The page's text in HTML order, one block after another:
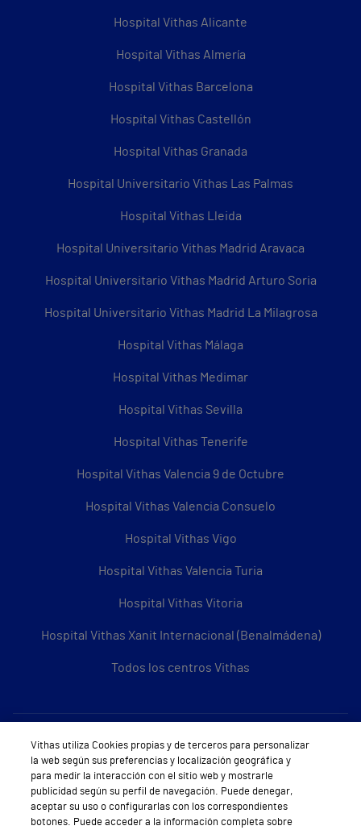
Hospital Vithas Alicante
Hospital Vithas Almería
Hospital Vithas Barcelona
Hospital Vithas Castellón
Hospital Vithas Granada
Hospital Universitario Vithas Las Palmas
Hospital Vithas Lleida
Hospital Universitario Vithas Madrid Aravaca
Hospital Universitario Vithas Madrid Arturo Soria
Hospital Universitario Vithas Madrid La Milagrosa
Hospital Vithas Málaga
Hospital Vithas Medimar
Hospital Vithas Sevilla
Hospital Vithas Tenerife
Hospital Vithas Valencia 9 de Octubre
Hospital Vithas Valencia Consuelo
Hospital Vithas Vigo
Hospital Vithas Valencia Turia
Hospital Vithas Vitoria
Hospital Vithas Xanit Internacional (Benalmádena)
Todos los centros Vithas
Sobre Vithas
Quiénes somos
Trabajar en Vithas
Vithas utiliza Cookies propias y de terceros para personalizar
la web según sus preferencias y localización geográfica y
para medir la interacción con el sitio web y mostrarle
publicidad según su perfil de navegación. Puede denegar,
aceptar su uso o configurarlas con los correspondientes
botones. Puede acceder a la información completa sobre